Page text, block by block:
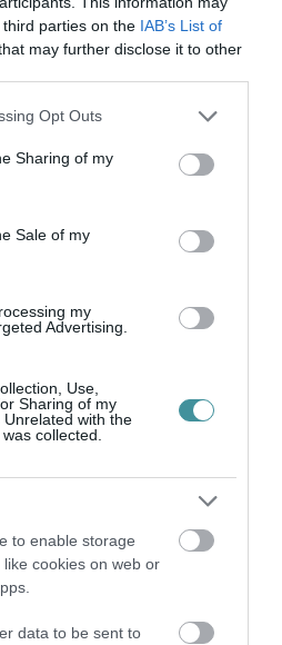
parties on the IAB’s List of
may further disclose it to other
app uses one or more Google
behaviour. You may click to
and its third-party tags to
purposes in below Google
Opt Outs
Sharing of my
Sale of my
my
Advertising.
Use,
Sharing of my
with the
collected.
to enable storage
cookies on web or
data to be sent to
40 kör 53,20 km
98.38 kilométer
) 83.38 kilométer
82.46 kilométer
agriasport.hu
hírekről, kövessen
Google Hírek oldalán!